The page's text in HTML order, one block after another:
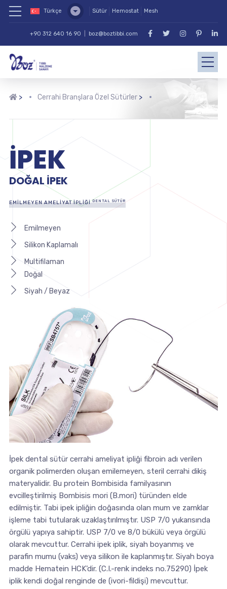
Türkçe Sütür Hemostat Mesh
+90 312 640 16 90 boz@boztibbi.com
> Cerrahi Branşlara Özel Sütürler>
İPEK
DOĞAL İPEK
EMILMEYEN AMELIYAT İPLIĞIDENTAL SÜTÜR
Emilmeyen
Silikon Kaplamalı
Multifilaman
Doğal
Siyah / Beyaz
İpek dental sütür cerrahi ameliyat ipliği fibroin adı verilen
organik polimerden oluşan emilemeyen, steril cerrahi dikiş
materyalidir. Bu protein Bombisida familyasının
evcilleştirilmiş Bombisis mori (B.mori) türünden elde
edilmiştir. Tabi ipek ipliğin doğasında olan mum ve zamklar
işleme tabi tutularak uzaklaştırılmıştır. USP 7/0 yukarısında
örgülü yapıya sahiptir. USP 7/0 ve 8/0 bükülü veya örgülü
olarak mevcuttur. Cerrahi ipek iplik, siyah boyanmış ve
parafin mumu (vaks) veya silikon ile kaplanmıştır. Siyah boya
madde Hematein HCK’dir. (C.I.-renk indeks no.75290) İpek
iplik kendi doğal renginde de (ivori-fildişi) mevcuttur.